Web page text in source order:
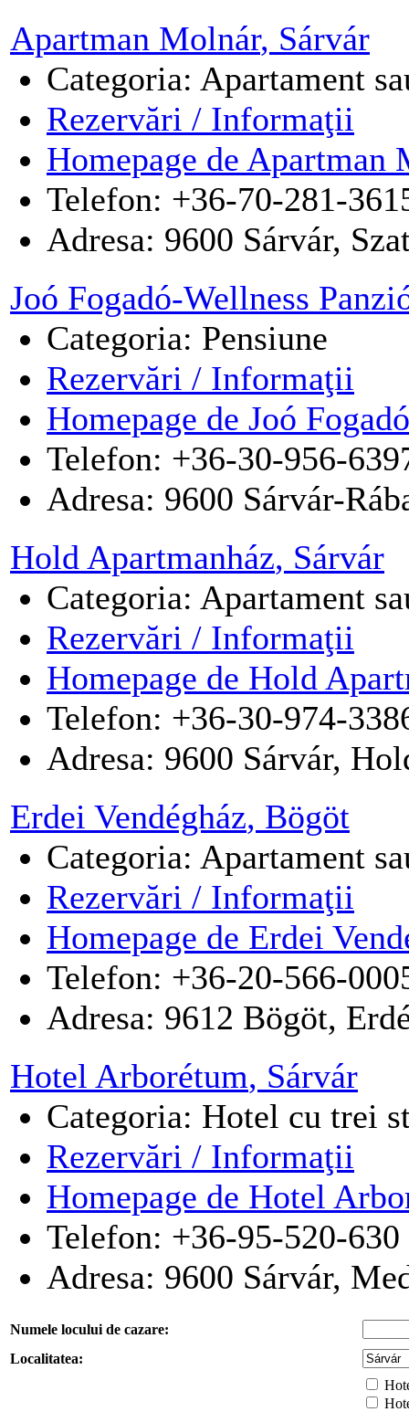
Apartman Molnár, Sárvár
Categoria: Apartament
Rezervări / Informaţii
Homepage de Apartman
Telefon: +36-70-281-
Adresa: 9600 Sárvár,
Joó Fogadó-Wellness
Categoria: Pensiune
Rezervări / Informaţii
Homepage de Joó
Telefon: +36-30-956-
Adresa: 9600 Sárvár-
Hold Apartmanház, Sárvár
Categoria: Apartament
Rezervări / Informaţii
Homepage de Hold
Telefon: +36-30-974-
Adresa: 9600 Sárvár,
Erdei Vendégház, Bögöt
Categoria: Apartament
Rezervări / Informaţii
Homepage de Erdei
Telefon: +36-20-566-
Adresa: 9612 Bögöt,
Hotel Arborétum, Sárvár
Categoria: Hotel cu trei
Rezervări / Informaţii
Homepage de Hotel
Telefon: +36-95-520-630
Adresa: 9600 Sárvár,
Numele locului de cazare:
Localitatea: